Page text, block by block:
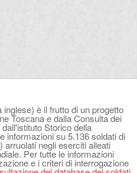
è il frutto di un progetto
Toscana e dalla Consulta dei
Storico della
informazioni su 5.136 soldati di
arruolati negli eserciti alleati
Per tutte le informazioni
e i criteri di interrogazione